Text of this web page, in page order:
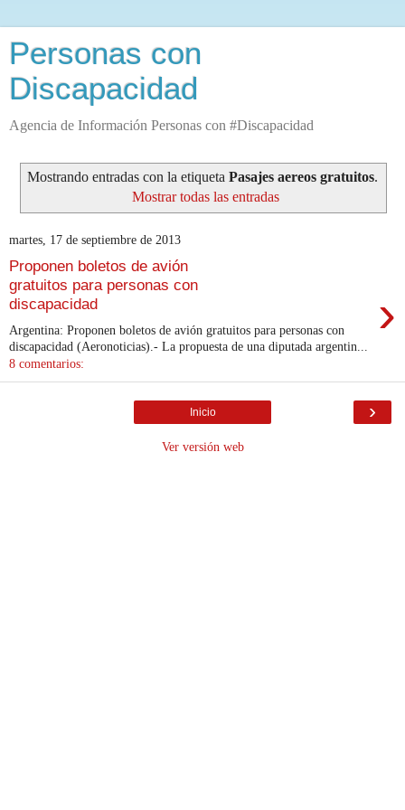
Personas con
Discapacidad
Agencia de Información Personas con #Discapacidad
Mostrando entradas con la etiqueta Pasajes aereos gratuitos.
Mostrar todas las entradas
martes, 17 de septiembre de 2013
Proponen boletos de avión
gratuitos para personas con
discapacidad
›
Argentina: Proponen boletos de avión gratuitos para personas con
discapacidad (Aeronoticias).- La propuesta de una diputada argentin...
8 comentarios:
›
Inicio
Ver versión web